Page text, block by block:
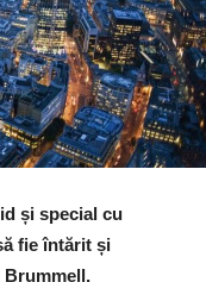
și special cu
fie întărit și
Brummell,